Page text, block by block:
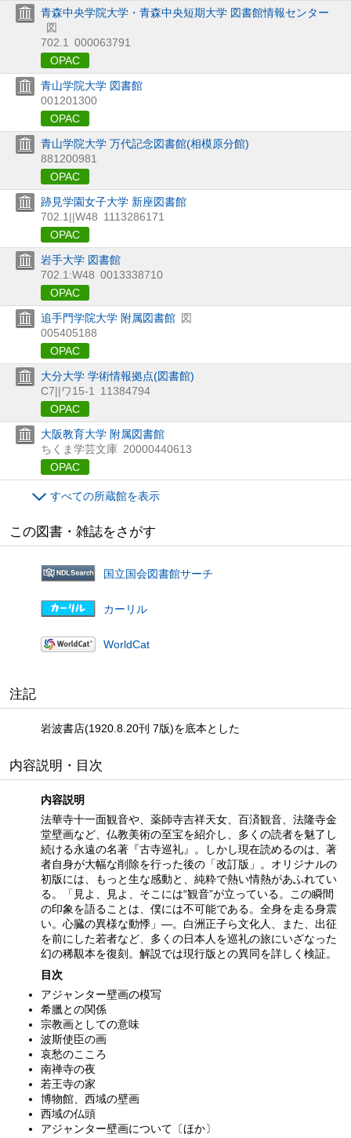
青森中央学院大学・青森中央短期大学 図書館情報センター
図
702.1
000063791
OPAC
青山学院大学 図書館
001201300
OPAC
青山学院大学 万代記念図書館(相模原分館)
881200981
OPAC
跡見学園女子大学 新座図書館
702.1||W48 1113286171
OPAC
岩手大学 図書館
702.1:W48 0013338710
OPAC
追手門学院大学 附属図書館 図
005405188
OPAC
大分大学 学術情報拠点(図書館)
C7||ワ15-1
11384794
OPAC
大阪教育大学 附属図書館
ちくま学芸文庫 20000440613
OPAC
すべての所蔵館を表示
この図書・雑誌をさがす
国立国会図書館サーチ
カーリル
WorldCat
注記
岩波書店(1920.8.20刊 7版)を底本とした
内容説明・目次
内容説明
法華寺十一面観音や、薬師寺吉祥天女、百済観音、法隆寺金
堂壁画など、仏教美術の至宝を紹介し、多くの読者を魅了し
続ける永遠の名著『古寺巡礼』。しかし現在読めるのは、著
者自身が大幅な削除を行った後の「改訂版」。オリジナルの
初版には、もっと生な感動と、純粋で熱い情熱があふれてい
る。「見よ、見よ、そこには“観音”が立っている。この瞬間
の印象を語ることは、僕には不可能である。全身を走る身震
い。心臓の異様な動悸」—。白洲正子ら文化人、また、出征
を前にした若者など、多くの日本人を巡礼の旅にいざなった
幻の稀覯本を復刻。解説では現行版との異同を詳しく検証。
目次
アジャンター壁画の模写
希臘との関係
宗教画としての意味
波斯使臣の画
哀愁のこころ
南禅寺の夜
若王寺の家
博物館、西域の壁画
西域の仏頭
アジャンター壁画について〔ほか〕